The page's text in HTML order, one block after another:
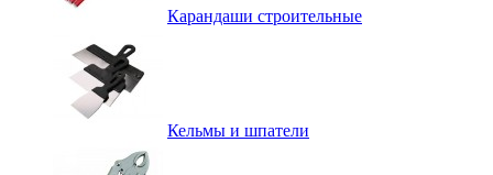
Карандаши строительные
Кельмы и шпатели